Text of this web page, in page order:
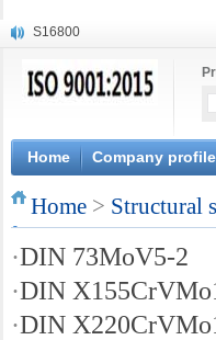
S16800
X20CrMoWV12-1
X6CrNiWNb16-16
1.4945
X3CrNiN18-11
NiCr20TiAl
S132
Home Company profile
Home > Structural
·DIN 73MoV5-2
·DIN
·DIN